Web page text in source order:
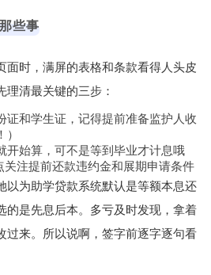
些事
面时，满屏的表格和条款看得人头皮
清最关键的三步：
证和学生证，记得提前准备监护人收
开始算，可不是等到毕业才计息哦
注提前还款违约金和展期申请条件
以为助学贷款系统默认是等额本息还
的是先息后本。多亏及时发现，拿着
过来。所以说啊，签字前逐字逐句看